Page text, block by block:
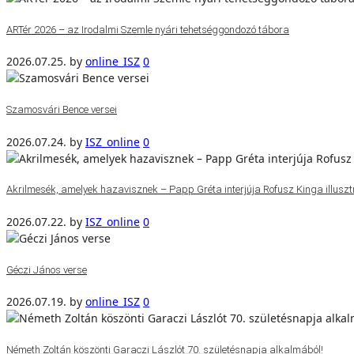
ARTér 2026 – az Irodalmi Szemle nyári tehetséggondozó tábora
2026.07.25. by online_ISZ 0
Szamosvári Bence versei
2026.07.24. by ISZ_online 0
Akrilmesék, amelyek hazavisznek – Papp Gréta interjúja Rofusz Kinga
2026.07.22. by ISZ_online 0
Géczi János verse
2026.07.19. by online_ISZ 0
Németh Zoltán köszönti Garaczi Lászlót 70. születésnapja alkalmából!